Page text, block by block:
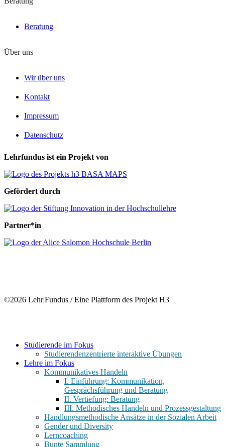
Beratung
Über uns
Wir über uns
Kontakt
Impressum
Datenschutz
Lehrfundus ist ein Projekt von
Gefördert durch
Partner*in
©2026 Lehr|Fundus / Eine Plattform des Projekt H3
Close
Studierende im Fokus
Studierendenzentrierte interaktive Übungen
Lehre im Fokus
Kommunikatives Handeln
I. Einführung: Kommunikation,
Gesprächsführung und Beratung
II. Vertiefung: Beratung
III. Methodisches Handeln und Prozessgestaltung
Handlungsmethodische Ansätze in der Sozialen Arbeit
Gender und Diversity
Lerncoaching
Bunte Sammlung